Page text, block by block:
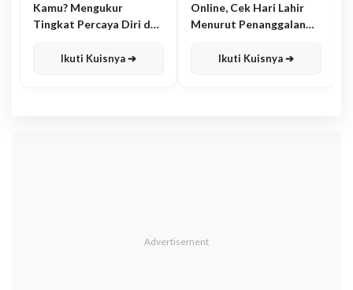
Kamu? Mengukur
Tingkat Percaya Diri dan
Ikuti Kuisnya ➔
Online, Cek Hari Lahir
Menurut Penanggalan
Ikuti Kuisnya ➔